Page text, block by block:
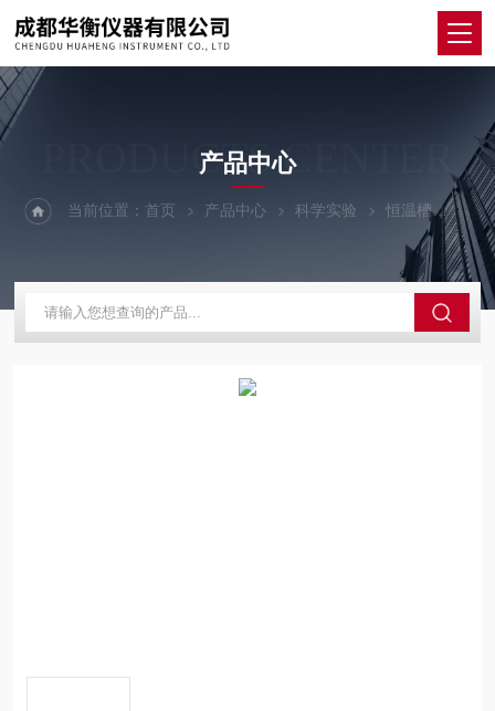
PRODUCTS CENTER
产品中心
当前位置：首页 产品中心 科学实验 恒温槽 SC